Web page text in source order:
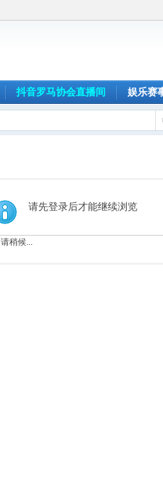
抖音罗马协会直播间 娱乐赛
请先登录后才能继续浏览
请稍候...